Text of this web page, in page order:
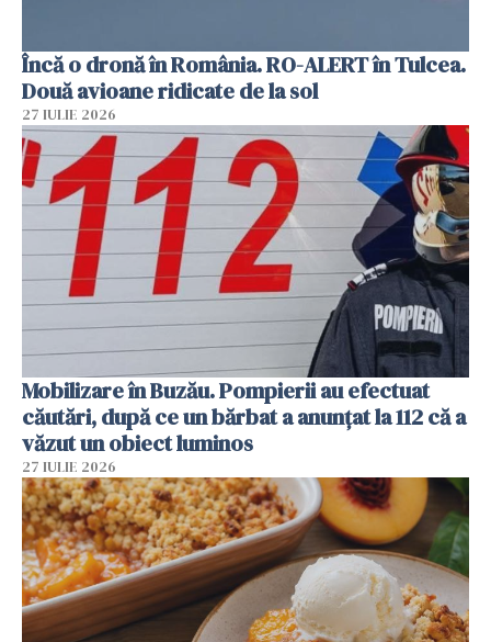
Încă o dronă în România. RO-ALERT în Tulcea.
Două avioane ridicate de la sol
27 IULIE 2026
Mobilizare în Buzău. Pompierii au efectuat
căutări, după ce un bărbat a anunțat la 112 că a
văzut un obiect luminos
27 IULIE 2026